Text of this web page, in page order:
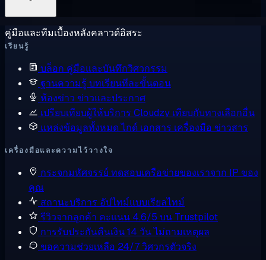
คู่มือและทีมเบื้องหลังคลาวด์อิสระ
เรียนรู้
บล็อก คู่มือและบันทึกวิศวกรรม
ฐานความรู้ บทเรียนทีละขั้นตอน
ห้องข่าว ข่าวและประกาศ
เปรียบเทียบผู้ให้บริการ Cloudzy เทียบกับทางเลือกอื่น
แหล่งข้อมูลทั้งหมดไกด์ เอกสาร เครื่องมือ ข่าวสาร
เครื่องมือและความไว้วางใจ
กระจกมหัศจรรย์ ทดสอบเครือข่ายของเราจาก IP ของ
คุณ
สถานะบริการ อัปไทม์แบบเรียลไทม์
รีวิวจากลูกค้า คะแนน 4.6/5 บน Trustpilot
การรับประกันคืนเงิน14 วัน ไม่ถามเหตุผล
ขอความช่วยเหลือ 24/7 วิศวกรตัวจริง